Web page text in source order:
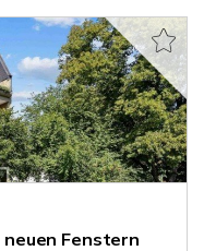
neuen Fenstern